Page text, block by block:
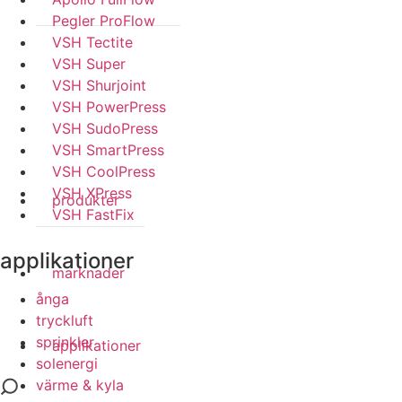
produkter
marknader
applikationer
Pegler ProFlow
VSH Tectite
VSH Super
VSH Shurjoint
VSH PowerPress
VSH SudoPress
VSH SmartPress
VSH CoolPress
VSH XPress
VSH FastFix
applikationer
ånga
tryckluft
sprinkler
solenergi
värme & kyla